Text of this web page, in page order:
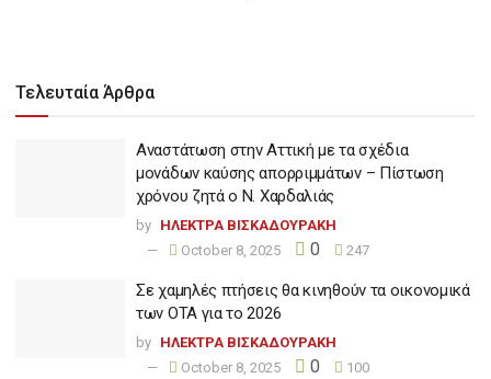
Τελευταία Άρθρα
Αναστάτωση στην Αττική με τα σχέδια
μονάδων καύσης απορριμμάτων – Πίστωση
χρόνου ζητά ο Ν. Χαρδαλιάς
by ΗΛΕΚΤΡΑ ΒΙΣΚΑΔΟΥΡΑΚΗ
October 8, 2025
0 247
Σε χαμηλές πτήσεις θα κινηθούν τα οικονομικά
των ΟΤΑ για το 2026
by ΗΛΕΚΤΡΑ ΒΙΣΚΑΔΟΥΡΑΚΗ
October 8, 2025
0 100